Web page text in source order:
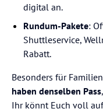
digital an.
Rundum-Pakete:
Shuttleservice,
Rabatt.
Besonders für
haben denselben Pass
Ihr könnt Euch voll